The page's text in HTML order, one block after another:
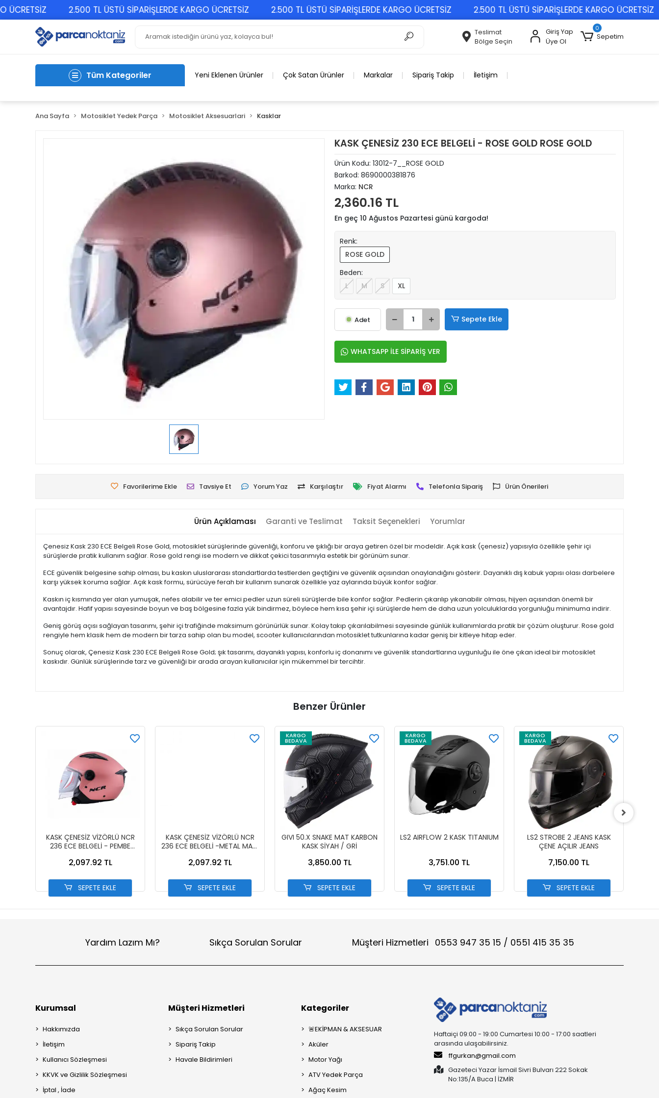
2.500 TL ÜSTÜ SİPARİŞLERDE KARGO ÜCRETSİZ 2.500 TL ÜSTÜ SİPARİŞLERDE KARGO ÜCRETSİZ 2.500 TL ÜSTÜ SİPARİŞLERDE KARGO ÜCRETSİZ
Teslimat
Bölge Seçin
Giriş Yap
Üye Ol
0
Sepetim
Tüm Kategoriler Yeni Eklenen Ürünler Çok Satan Ürünler Markalar Sipariş Takip İletişim
Ana Sayfa Motosiklet Yedek Parça Motosiklet Aksesuarlari Kasklar
KASK ÇENESİZ 230 ECE BELGELİ - ROSE GOLD ROSE GOLD
Ürün Kodu: 13012-7__ROSE GOLD
Barkod: 8690000381876
Marka: NCR
2,360.16 TL
En geç 10 Ağustos Pazartesi günü kargoda!
Renk:
ROSE GOLD
Beden:
L
M S XL
Adet Sepete Ekle
WHATSAPP İLE SİPARİŞ VER
Favorilerime Ekle Tavsiye Et Yorum Yaz Karşılaştır Fiyat Alarmı Telefonla Sipariş Ürün Önerileri
Ürün Açıklaması Garanti ve Teslimat Taksit Seçenekleri Yorumlar
Çenesiz Kask 230 ECE Belgeli Rose Gold, motosiklet sürüşlerinde güvenliği, konforu ve şıklığı bir araya getiren özel bir modeldir. Açık kask (çenesiz) yapısıyla özellikle şehir içi
sürüşlerde pratik kullanım sağlar. Rose gold rengi ise modern ve dikkat çekici tasarımıyla estetik bir görünüm sunar.
ECE güvenlik belgesine sahip olması, bu kaskın uluslararası standartlarda testlerden geçtiğini ve güvenlik açısından onaylandığını gösterir. Dayanıklı dış kabuk yapısı olası darbelere
karşı yüksek koruma sağlar. Açık kask formu, sürücüye ferah bir kullanım sunarak özellikle yaz aylarında büyük konfor sağlar.
Kaskın iç kısmında yer alan yumuşak, nefes alabilir ve ter emici pedler uzun süreli sürüşlerde bile konfor sağlar. Pedlerin çıkarılıp yıkanabilir olması, hijyen açısından önemli bir
avantajdır. Hafif yapısı sayesinde boyun ve baş bölgesine fazla yük bindirmez, böylece hem kısa şehir içi sürüşlerde hem de daha uzun yolculuklarda yorgunluğu minimuma indirir.
Geniş görüş açısı sağlayan tasarımı, şehir içi trafiğinde maksimum görünürlük sunar. Kolay takıp çıkarılabilmesi sayesinde günlük kullanımlarda pratik bir çözüm oluşturur. Rose gold
rengiyle hem klasik hem de modern bir tarza sahip olan bu model, scooter kullanıcılarından motosiklet tutkunlarına kadar geniş bir kitleye hitap eder.
Sonuç olarak, Çenesiz Kask 230 ECE Belgeli Rose Gold; şık tasarımı, dayanıklı yapısı, konforlu iç donanımı ve güvenlik standartlarına uygunluğu ile öne çıkan ideal bir motosiklet
kaskıdır. Günlük sürüşlerinde tarz ve güvenliği bir arada arayan kullanıcılar için mükemmel bir tercihtir.
Benzer Ürünler
KASK ÇENESİZ VİZÖRLÜ NCR
236 ECE BELGELİ - PEMBE
2,097.92 TL
SEPETE EKLE
KASK ÇENESİZ VİZÖRLÜ NCR
236 ECE BELGELİ -METAL MAVİ
2,097.92 TL
SEPETE EKLE
KARGO
BEDAVA
GIVI 50.X SNAKE MAT KARBON
KASK SİYAH / GRİ
3,850.00 TL
SEPETE EKLE
KARGO
BEDAVA
LS2 AIRFLOW 2 KASK TITANIUM
3,751.00 TL
SEPETE EKLE
KARGO
BEDAVA
LS2 STROBE 2 JEANS KASK
ÇENE AÇILIR JEANS
7,150.00 TL
SEPETE EKLE
Yardım Lazım Mı? Sıkça Sorulan Sorular Müşteri Hizmetleri 0553 947 35 15 / 0551 415 35 35
Kurumsal
Hakkımızda
İletişim
Kullanıcı Sözleşmesi
KKVK ve Gizlilik Sözleşmesi
İptal , İade
Müşteri Hizmetleri
Sıkça Sorulan Sorular
Sipariş Takip
Havale Bildirimleri
Kategoriler
🚨EKİPMAN & AKSESUAR
Aküler
Motor Yağı
ATV Yedek Parça
Ağaç Kesim
Haftaiçi 09:00 - 19:00 Cumartesi 10:00 - 17:00 saatleri
arasında ulaşabilirsiniz.
ffgurkan@gmail.com
Gazeteci Yazar İsmail Sivri Bulvarı 222 Sokak
No:135/A Buca | İZMİR